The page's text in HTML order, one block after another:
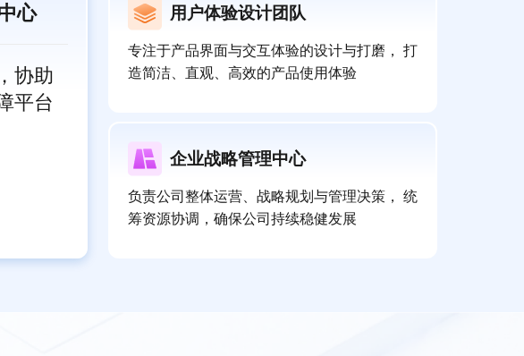
心
协助
平台
用户体验设计团队
专注于产品界面与交互体验的设计与打磨， 打
造简洁、直观、高效的产品使用体验
企业战略管理中心
负责公司整体运营、战略规划与管理决策， 统
筹资源协调，确保公司持续稳健发展